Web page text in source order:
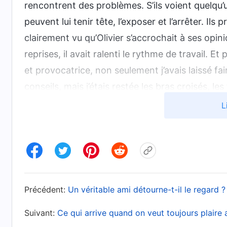
rencontrent des problèmes. S’ils voient
peuvent lui tenir tête, l’exposer et l’arrêter. Ils
clairement vu qu’Olivier s’accrochait à ses
reprises, il avait ralenti le rythme de travail. Et
et provocatrice, non seulement j’avais laissé
conseils, mais j’étais restée les bras croisés,
intérêts, au détriment de l’efficacité de notre
l’ampleur, de nombreuses personnes
pourrions apporter notre contribution au
sans y remédier en temps opportun. Je
Précédent: Un véritable ami détourne-t-il le regard ?
Suivant: Ce qui arrive quand on veut toujours plaire